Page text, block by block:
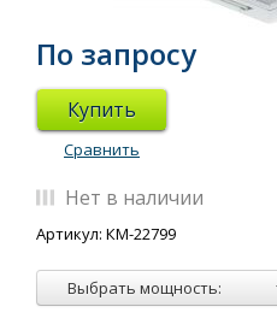
По запросу
Купить
Сравнить
Нет в наличии
Артикул: КМ-22799
Выбрать мощность: